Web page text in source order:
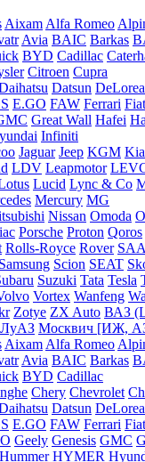
Aixam Alfa Romeo
Avia BAIC Barkas
BYD Cadillac
Citroen Cupra
Datsun
E.GO FAW Ferrari Fiat
Great Wall Hafei
Infiniti
Jaguar Jeep KGM Kia
LDV Leapmotor
Lucid Lync & Co
Mercury MG
Nissan Omoda
Porsche Proton Qoros
Rolls-Royce Rover
Samsung Scion SEAT
Suzuki Tata Tesla
Vortex Wanfeng
Zotye ZX Auto ВАЗ
ЛуАЗ Москвич [ИЖ,
Aixam Alfa Romeo
Avia BAIC Barkas
BYD Cadillac
Chery Chevrolet
Datsun
E.GO FAW Ferrari Fiat
Geely Genesis GMC
Hummer HYMER